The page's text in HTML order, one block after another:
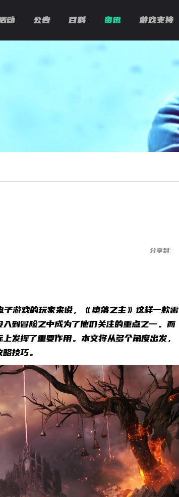
动 公告 百科 资讯 游戏支持
分享到:
游戏的玩家来说，《堕落之主》这样一款需
到冒险之中成为了他们关注的重点之一。而
发挥了重要作用。本文将从多个角度出发，
技巧。